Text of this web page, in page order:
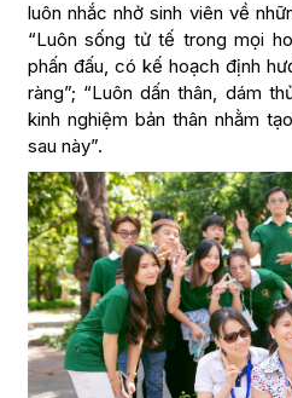
luôn nhắc nhở sinh viên về
“Luôn sống tử tế trong mọi
phấn đấu, có kế hoạch định
ràng”; “Luôn dấn thân, dám
kinh nghiệm bản thân nhằm
sau này”.